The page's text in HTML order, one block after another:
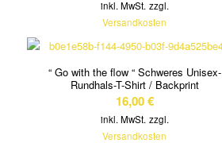
inkl. MwSt. zzgl.
Versandkosten
“ Go with the flow “ Schweres Unisex-
Rundhals-T-Shirt / Backprint
16,00€
inkl. MwSt. zzgl.
Versandkosten